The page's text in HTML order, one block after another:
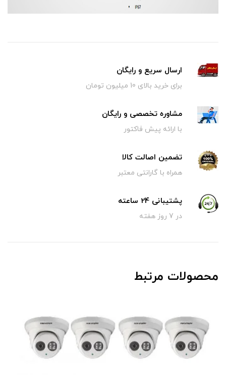
ارسال سریع و رایگان
برای خرید بالای 10 میلیون تومان
مشاوره تخصصی و رایگان
با ارائه پیش فاکتور
تضمین اصالت کالا
همراه با گارانتی معتبر
پشتیبانی 24 ساعته
در 7 روز هفته
محصولات مرتبط